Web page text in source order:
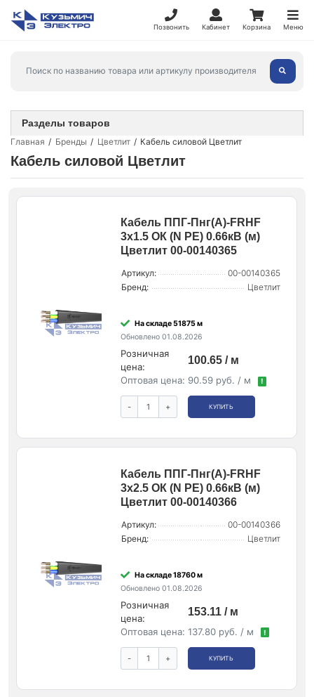
Позвонить Кабинет Корзина Меню
Главная Бренды Цветлит Кабель силовой Цветлит
Кабель силовой Цветлит
Кабель ППГ-Пнг(А)-FRHF
3х1.5 ОК (N PE) 0.66кВ (м)
Цветлит 00-00140365
Артикул:
00-00140365
Бренд:
Цветлит
На складе 51875 м
Обновлено 01.08.2026
Розничная
цена:
100.65 / м
Оптовая цена: 90.59 руб. / м !
- + КУПИТЬ
Кабель ППГ-Пнг(А)-FRHF
3х2.5 ОК (N PE) 0.66кВ (м)
Цветлит 00-00140366
Артикул:
00-00140366
Бренд:
Цветлит
На складе 18760 м
Обновлено 01.08.2026
Розничная
цена:
153.11 / м
Оптовая цена: 137.80 руб. / м !
- + КУПИТЬ
Разделы товаров